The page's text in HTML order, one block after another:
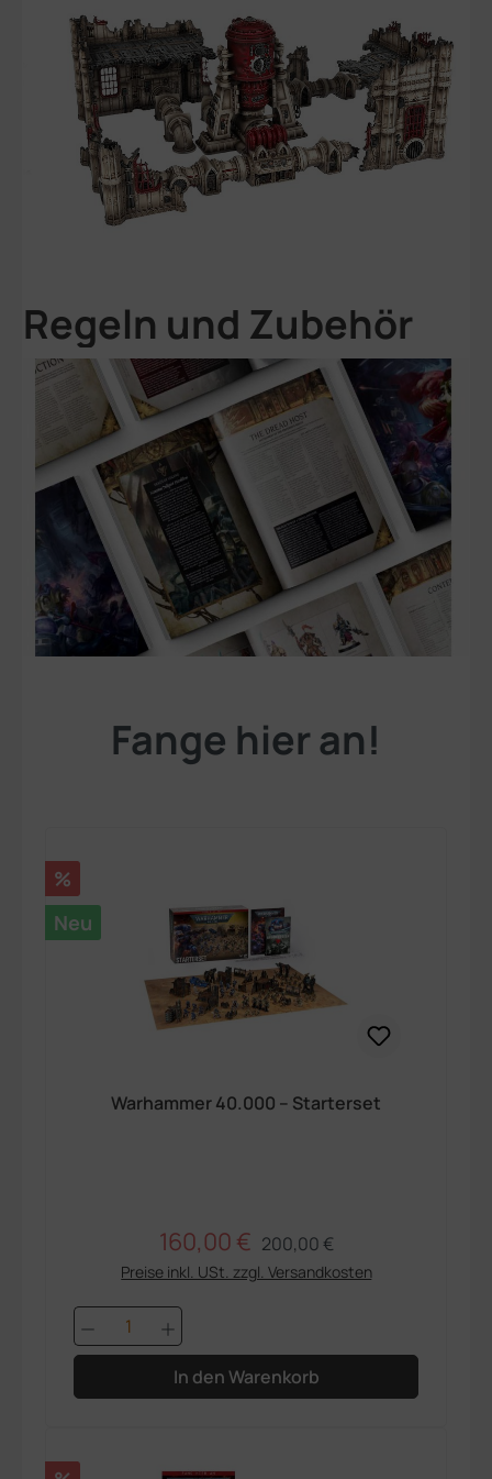
Regeln und Zubehör
Fange hier an!
Rabatt
%
Neu
Warhammer 40.000 – Starterset
Verkaufspreis:
160,00 € Regulärer Preis:
200,00 €
Preise inkl. USt. zzgl. Versandkosten
Produkt Anzahl: Gib den
In den Warenkorb